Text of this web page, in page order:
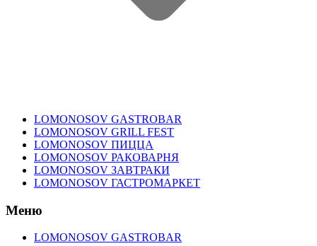
LOMONOSOV GASTROBAR
LOMONOSOV GRILL FEST
LOMONOSOV ПИЦЦА
LOMONOSOV РАКОВАРНЯ
LOMONOSOV ЗАВТРАКИ
LOMONOSOV ГАСТРОМАРКЕТ
Меню
LOMONOSOV GASTROBAR